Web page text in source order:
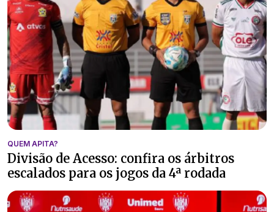
QUEM APITA?
Divisão de Acesso: confira os árbitros
escalados para os jogos da 4ª rodada